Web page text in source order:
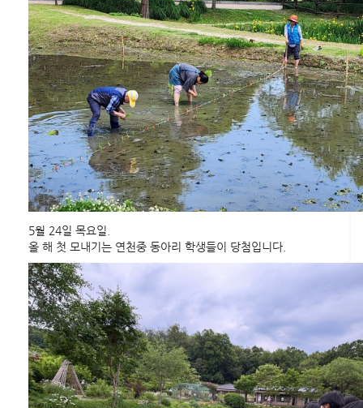
5월 24일 목요일.
올 해 첫 모내기는 연천중 동아리 학생들이 당첨입니다.